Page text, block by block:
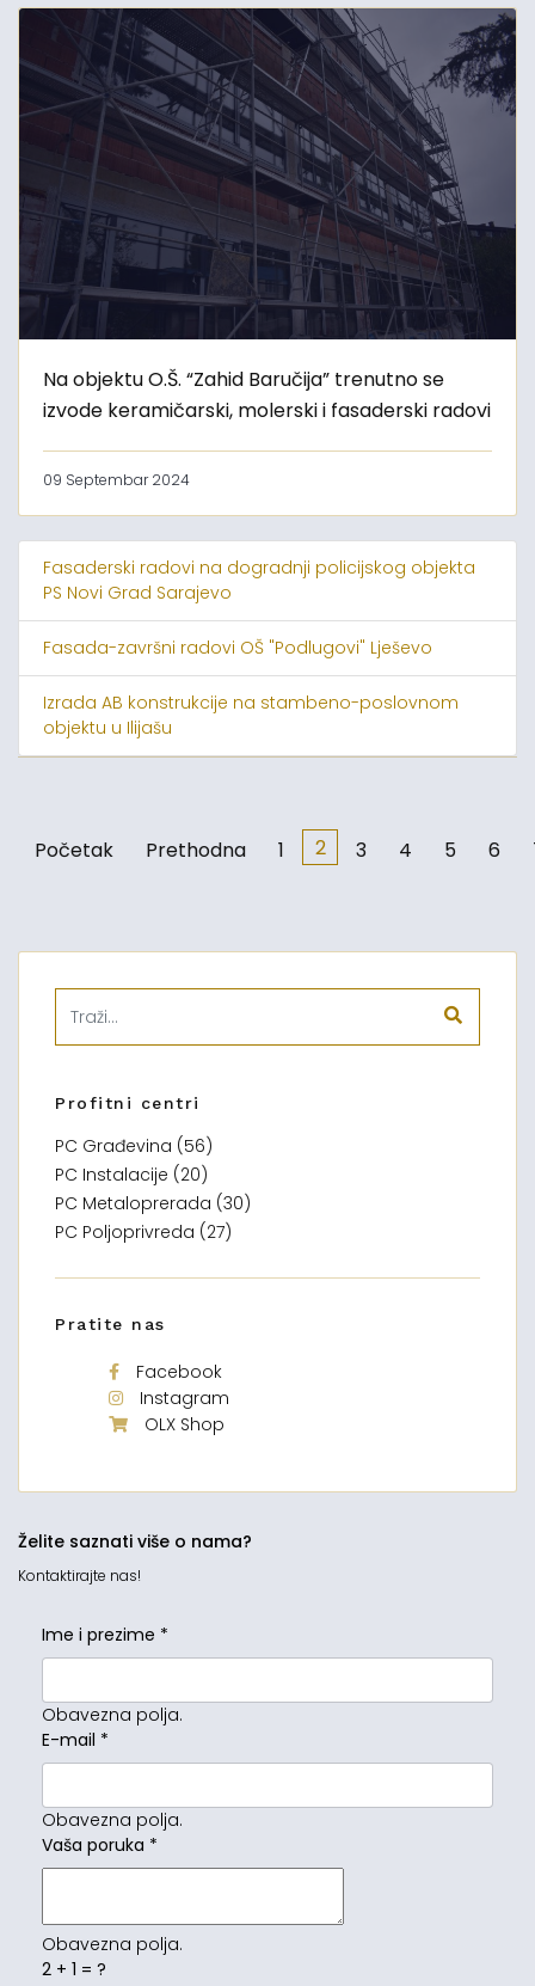
Na objektu O.Š. “Zahid Baručija” trenutno se
izvode keramičarski, molerski i fasaderski radovi
09 Septembar 2024
Fasaderski radovi na dogradnji policijskog objekta
PS Novi Grad Sarajevo
Fasada-završni radovi OŠ "Podlugovi" Lješevo
Izrada AB konstrukcije na stambeno-poslovnom
objektu u Ilijašu
Početak Prethodna 1 2 3 4 5 6
Profitni centri
PC Građevina (56)
PC Instalacije (20)
PC Metaloprerada (30)
PC Poljoprivreda (27)
Pratite nas
Facebook
Instagram
OLX Shop
Želite saznati više o nama?
Kontaktirajte nas!
Ime i prezime *
Obavezna polja.
E-mail *
Obavezna polja.
Vaša poruka *
Obavezna polja.
2 + 1 = ?